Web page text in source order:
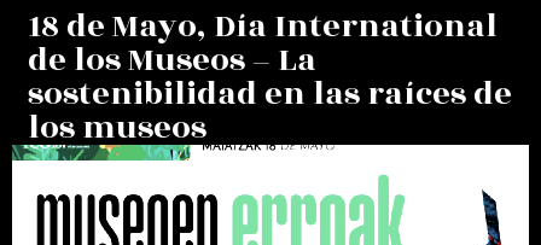
18 de Mayo, Día International
de los Museos – La
sostenibilidad en las raíces de
los museos